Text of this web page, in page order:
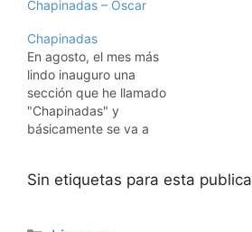
Chapinadas – Oscar
Chapinadas
En agosto, el mes más
lindo inauguro una
sección que he llamado
"Chapinadas" y
básicamente se va a
con mi cámara digital.
Sin etiquetas para esta